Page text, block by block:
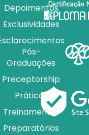
Depoimentos
Exclusividades
Pós-
Graduações
Preceptorship
Práticas
Treinamentos
Preparatórios